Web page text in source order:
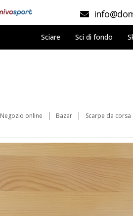
Sciare Sci di fondo
Negozio online Bazar Scarpe da